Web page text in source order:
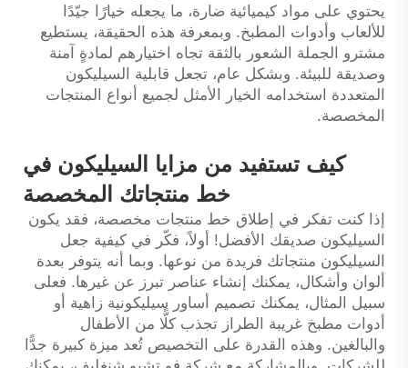
يحتوي على مواد كيميائية ضارة، ما يجعله خيارًا جيّدًا
للألعاب وأدوات المطبخ. وبمعرفة هذه الحقيقة، يستطيع
مشترو الجملة الشعور بالثقة تجاه اختيارهم لمادةٍ آمنة
وصديقة للبيئة. وبشكل عام، تجعل قابلية السيليكون
المتعددة استخدامه الخيار الأمثل لجميع أنواع المنتجات
المخصصة.
كيف تستفيد من مزايا السيليكون في
خط منتجاتك المخصصة
إذا كنت تفكر في إطلاق خط منتجات مخصصة، فقد يكون
السيليكون صديقك الأفضل! أولاً، فكّر في كيفية جعل
السيليكون منتجاتك فريدة من نوعها. وبما أنه يتوفر بعدة
ألوان وأشكال، يمكنك إنشاء عناصر تبرز عن غيرها. فعلى
سبيل المثال، يمكنك تصميم أساور سيليكونية زاهية أو
أدوات مطبخ غريبة الطراز تجذب كلًّا من الأطفال
والبالغين. وهذه القدرة على التخصيص تُعد ميزة كبيرة جدًّا